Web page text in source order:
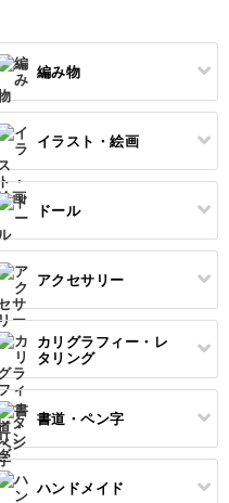
編み物
イラスト・絵画
ドール
アクセサリー
カリグラフィー・レ
タリング
書道・ペン字
ハンドメイド